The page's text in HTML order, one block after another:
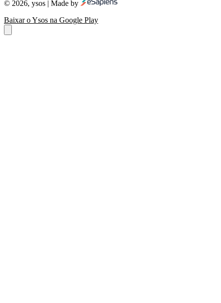
© 2026, ysos | Made by
Baixar o Ysos na Google Play